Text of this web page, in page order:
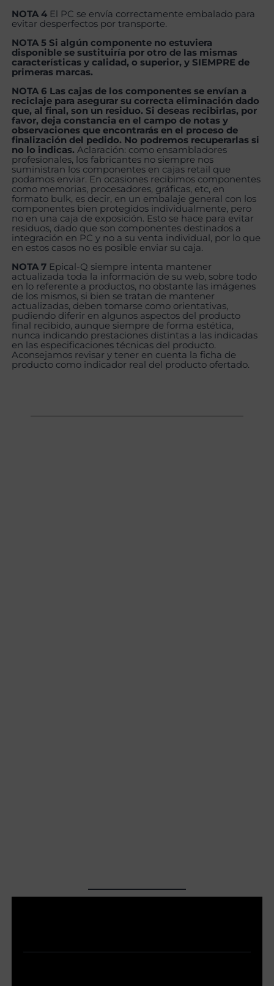
NOTA 4 El PC se envía correctamente embalado para
evitar desperfectos por transporte.
NOTA 5 Si algún componente no estuviera
disponible se sustituiría por otro de las mismas
características y calidad, o superior, y SIEMPRE de
primeras marcas.
NOTA 6 Las cajas de los componentes se envían a
reciclaje para asegurar su correcta eliminación dado
que, al final, son un residuo. Si deseas recibirlas, por
favor, deja constancia en el campo de notas y
observaciones que encontrarás en el proceso de
finalización del pedido. No podremos recuperarlas si
no lo indicas. Aclaración: como ensambladores
profesionales, los fabricantes no siempre nos
suministran los componentes en cajas retail que
podamos enviar. En ocasiones recibimos componentes
como memorias, procesadores, gráficas, etc, en
formato bulk, es decir, en un embalaje general con los
componentes bien protegidos individualmente, pero
no en una caja de exposición. Esto se hace para evitar
residuos, dado que son componentes destinados a
integración en PC y no a su venta individual, por lo que
en estos casos no es posible enviar su caja.
NOTA 7 Epical-Q siempre intenta mantener
actualizada toda la información de su web, sobre todo
en lo referente a productos, no obstante las imágenes
de los mismos, si bien se tratan de mantener
actualizadas, deben tomarse como orientativas,
pudiendo diferir en algunos aspectos del producto
final recibido, aunque siempre de forma estética,
nunca indicando prestaciones distintas a las indicadas
en las especificaciones técnicas del producto.
Aconsejamos revisar y tener en cuenta la ficha de
producto como indicador real del producto ofertado.